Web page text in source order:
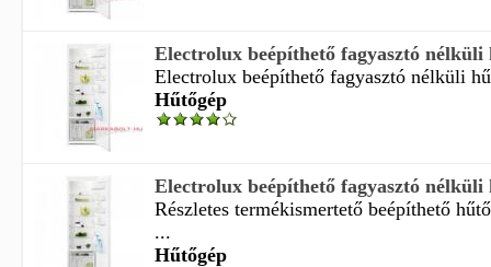
Electrolux beépíthető fagyasztó nélküli
Electrolux beépíthető fagyasztó nélküli
Hűtőgép
Electrolux beépíthető fagyasztó nélküli
Részletes termékismertető beépíthető
...
Hűtőgép